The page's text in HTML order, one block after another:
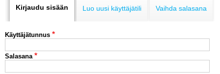
ENDURO
tabs
Kirjaudu sisään Luo uusi käyttäjätili Vaihda salasana
Käyttäjätunnus
Salasana